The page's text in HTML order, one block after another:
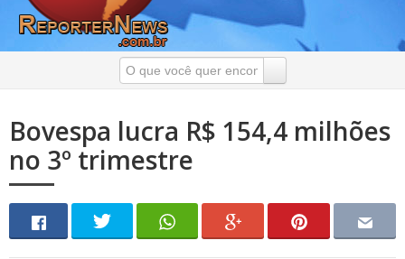
Bovespa lucra R$ 154,4 milhões
no 3º trimestre